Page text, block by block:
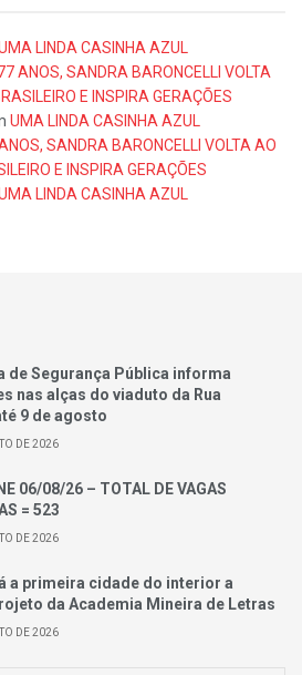
LINDA CASINHA AZUL
ANOS, SANDRA BARONCELLI VOLTA
E INSPIRA GERAÇÕES
UMA LINDA CASINHA AZUL
SANDRA BARONCELLI VOLTA AO
E INSPIRA GERAÇÕES
LINDA CASINHA AZUL
de Segurança Pública informa
nas alças do viaduto da Rua
9 de agosto
DE 2026
06/08/26 – TOTAL DE VAGAS
= 523
DE 2026
a primeira cidade do interior a
da Academia Mineira de Letras
DE 2026